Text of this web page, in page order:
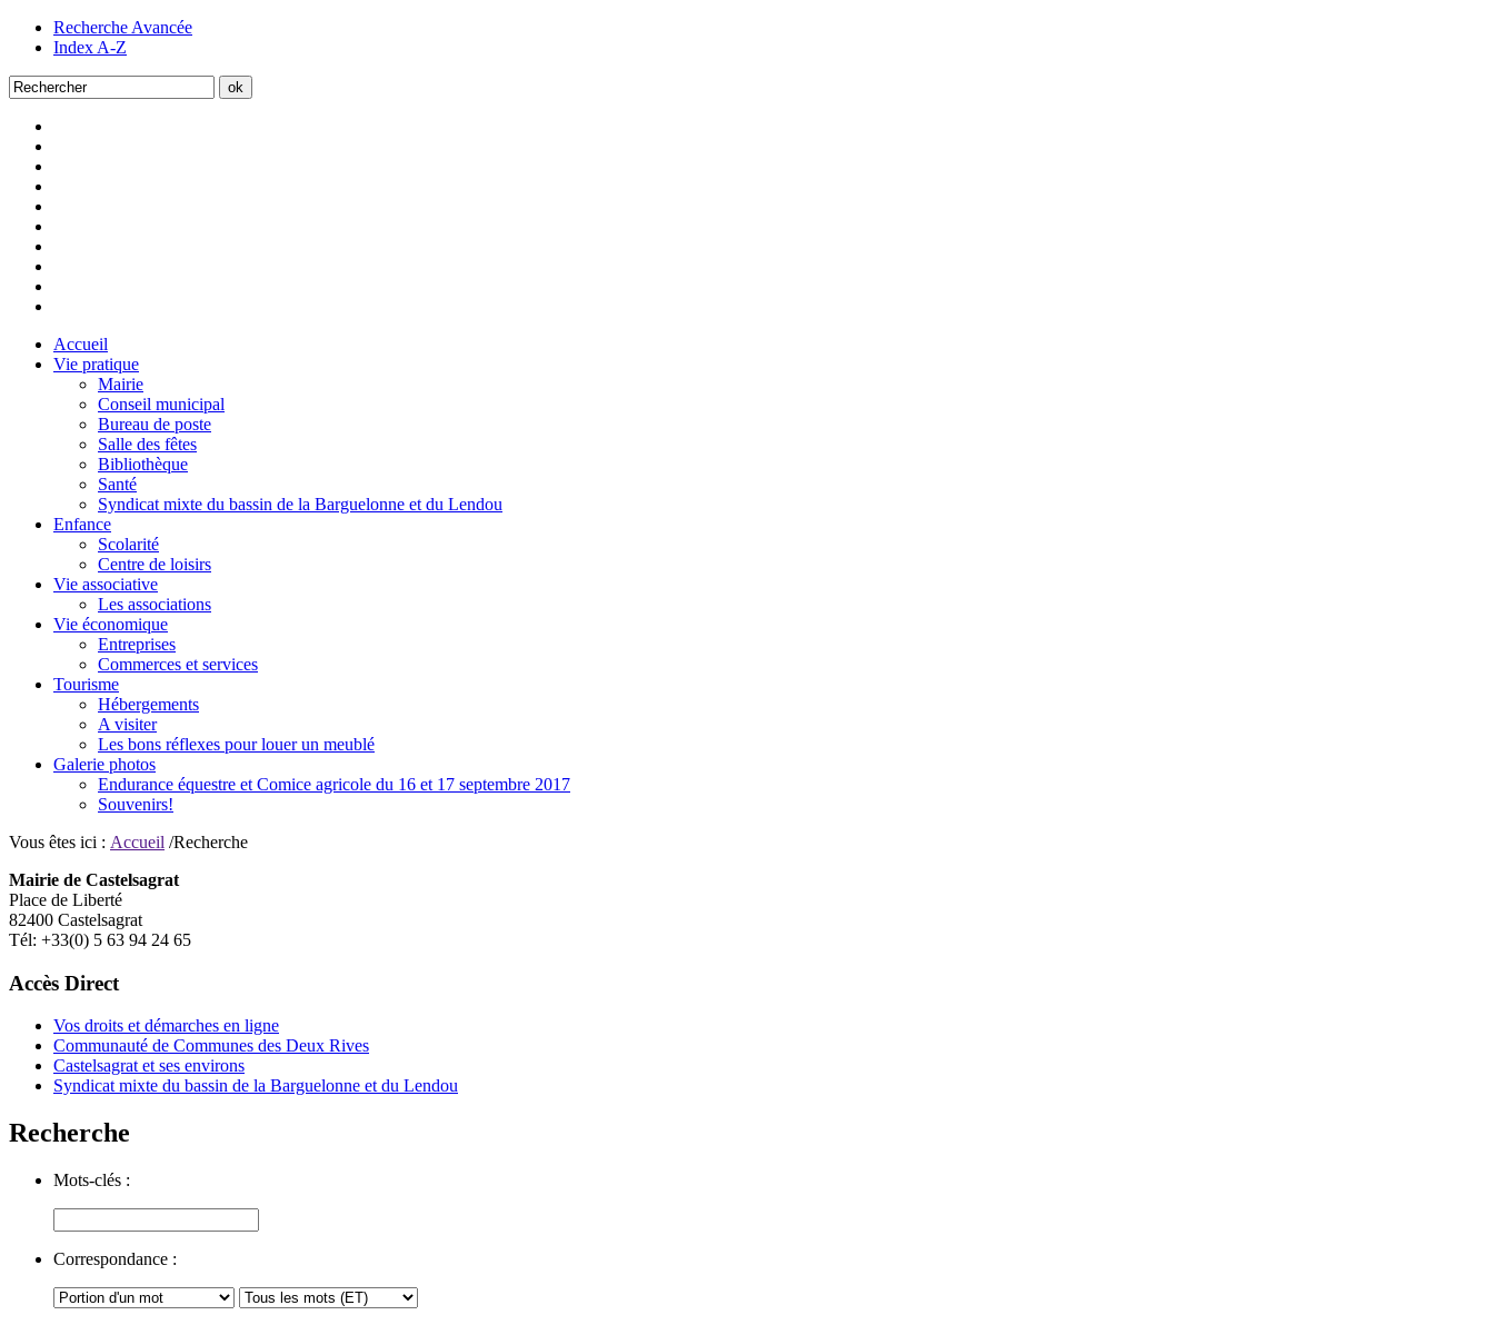
Recherche Avancée
Index A-Z
Accueil
Vie pratique
Mairie
Conseil municipal
Bureau de poste
Salle des fêtes
Bibliothèque
Santé
Syndicat mixte du bassin de la Barguelonne et du Lendou
Enfance
Scolarité
Centre de loisirs
Vie associative
Les associations
Vie économique
Entreprises
Commerces et services
Tourisme
Hébergements
A visiter
Les bons réflexes pour louer un meublé
Galerie photos
Endurance équestre et Comice agricole du 16 et 17 septembre 2017
Souvenirs!
Vous êtes ici : Accueil /Recherche
Mairie de Castelsagrat
Place de Liberté
82400 Castelsagrat
Tél: +33(0) 5 63 94 24 65
Accès Direct
Vos droits et démarches en ligne
Communauté de Communes des Deux Rives
Castelsagrat et ses environs
Syndicat mixte du bassin de la Barguelonne et du Lendou
Recherche
Mots-clés :
Correspondance :